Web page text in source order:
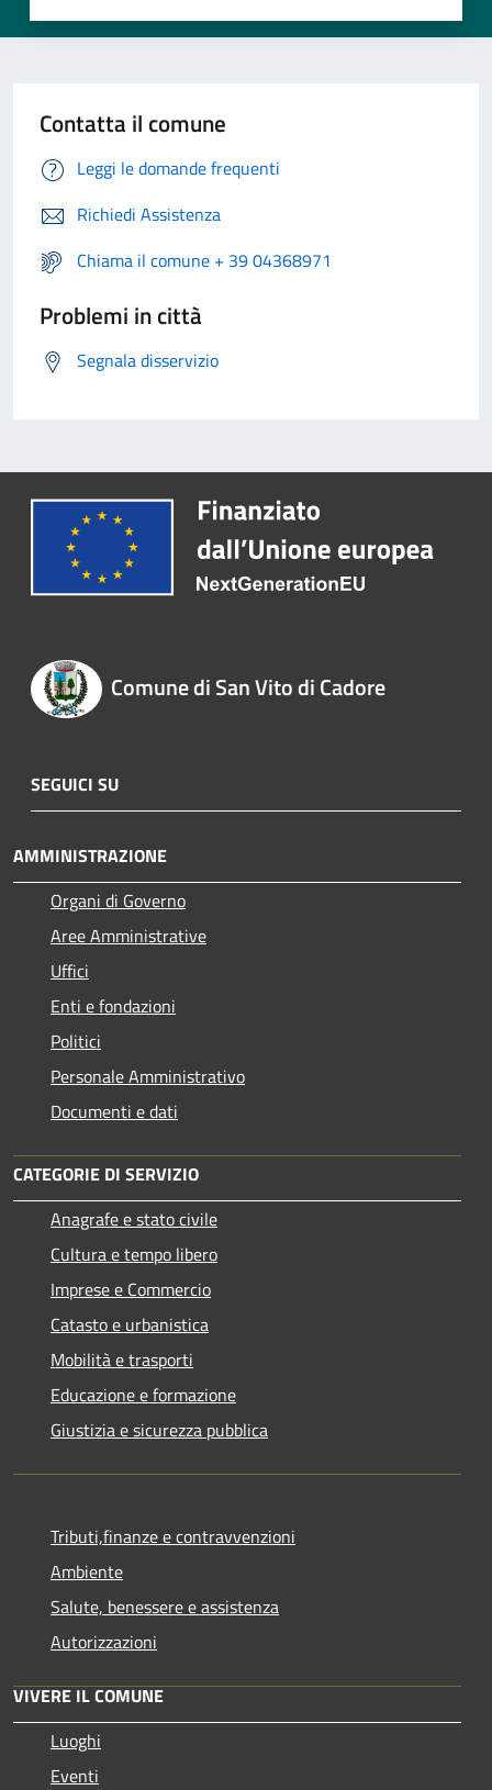
Contatta il comune
Leggi le domande frequenti
Richiedi Assistenza
Chiama il comune + 39 04368971
Problemi in città
Segnala disservizio
Comune di San Vito di Cadore
SEGUICI SU
AMMINISTRAZIONE
Organi di Governo
Aree Amministrative
Uffici
Enti e fondazioni
Politici
Personale Amministrativo
Documenti e dati
CATEGORIE DI SERVIZIO
Anagrafe e stato civile
Cultura e tempo libero
Imprese e Commercio
Catasto e urbanistica
Mobilità e trasporti
Educazione e formazione
Giustizia e sicurezza pubblica
Tributi,finanze e contravvenzioni
Ambiente
Salute, benessere e assistenza
Autorizzazioni
VIVERE IL COMUNE
Luoghi
Eventi